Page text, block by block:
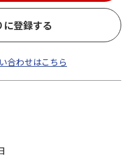
登録する
合わせはこちら